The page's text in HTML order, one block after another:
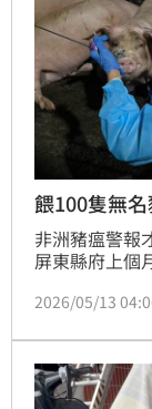
餵100隻無
非洲豬瘟警報
屏東縣府上個
養了100頭豬
縣府不敢大意
驗，儘管非洲
大，重罰43萬
2026/05/13